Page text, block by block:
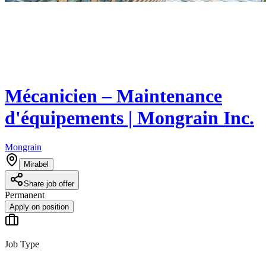
Mécanicien – Maintenance
d'équipements | Mongrain Inc.
Mongrain
Mirabel
Share job offer
Permanent
Apply on position
Job Type